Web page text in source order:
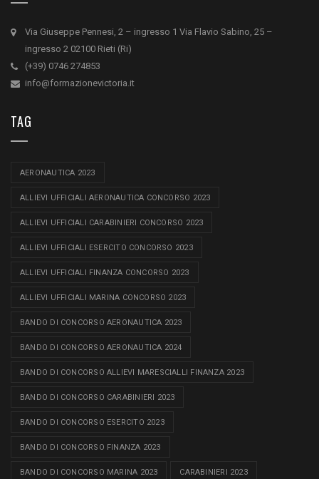
Via Giuseppe Pennesi, 2 – ingresso 1 Via Flavio Sabino, 25 –
ingresso 2 02100 Rieti (Ri)
(+39) 0746 274853
info@formazionevictoria.it
TAG
AERONAUTICA 2023
ALLIEVI UFFICIALI AERONAUTICA CONCORSO 2023
ALLIEVI UFFICIALI CARABINIERI CONCORSO 2023
ALLIEVI UFFICIALI ESERCITO CONCORSO 2023
ALLIEVI UFFICIALI FINANZA CONCORSO 2023
ALLIEVI UFFICIALI MARINA CONCORSO 2023
BANDO DI CONCORSO AERONAUTICA 2023
BANDO DI CONCORSO AERONAUTICA 2024
BANDO DI CONCORSO ALLIEVI MARESCIALLI FINANZA 2023
BANDO DI CONCORSO CARABINIERI 2023
BANDO DI CONCORSO ESERCITO 2023
BANDO DI CONCORSO FINANZA 2023
BANDO DI CONCORSO MARINA 2023 CARABINIERI 2023